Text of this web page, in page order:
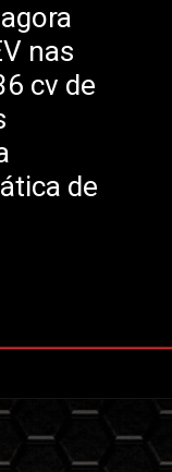
nas
cv de
de